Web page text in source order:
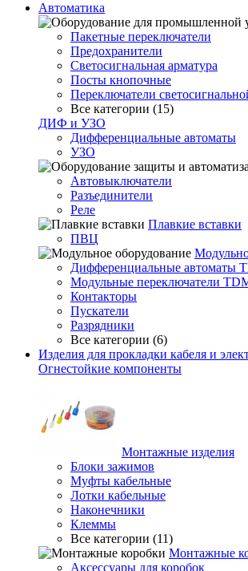
Автоматика
Пакетные переключатели
Предохранители
Светосигнальная арматура
Посты кнопочные
Переключатели
Все категории (15)
ДИФ и УЗО
Дифференциальные автоматы
УЗО
Автовыключатели
Разъединители
Реле
Плавкие вставки
ПВЦ
Дифференциальные автоматы
Модульные переключатели
Контакторы
Пускатели
Разрядники
Все категории (6)
Изделия для прокладки кабеля и
Огнестойкие компоненты
Монтажные изделия
Блоки зажимов
Муфты кабельные
Лотки кабельные
Наконечники
Клеммы
Все категории (11)
Монтажные
Аксессуары для коробок